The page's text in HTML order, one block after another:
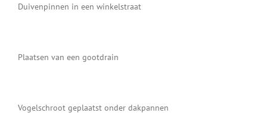
Duivenpinnen in een winkelstraat
Plaatsen van een gootdrain
Vogelschroot geplaatst onder dakpannen